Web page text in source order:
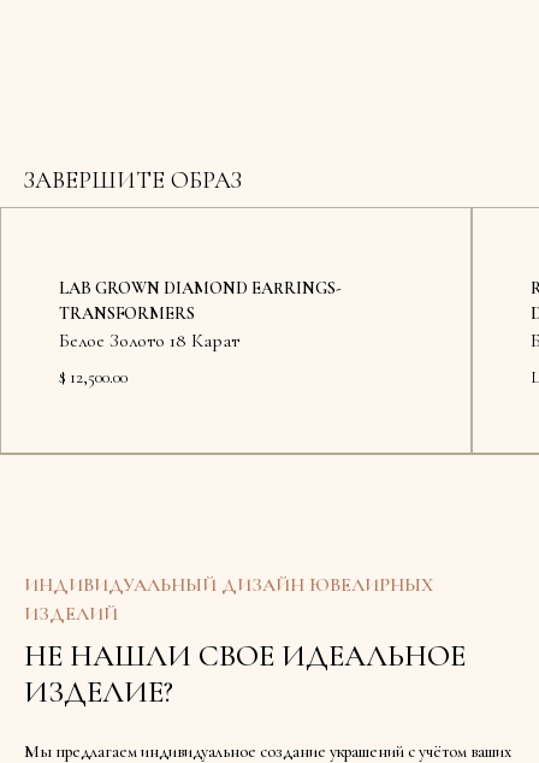
ЗАВЕРШИТЕ ОБРАЗ
LAB GROWN DIAMOND EARRINGS-
TRANSFORMERS
Белое Золото 18 Карат
$ 12,500.00
ИНДИВИДУАЛЬНЫЙ ДИЗАЙН ЮВЕЛИРНЫХ
ИЗДЕЛИЙ
НЕ НАШЛИ СВОЕ ИДЕАЛЬНОЕ
ИЗДЕЛИЕ?
Мы предлагаем индивидуальное создание украшений с учётом ваших